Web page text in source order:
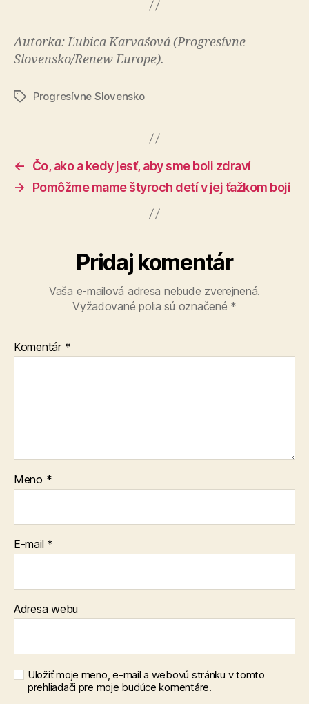
Autorka: Ľubica Karvašová (Progresívne
Slovensko/Renew Europe).
ZnačkyProgresívne Slovensko
←
Čo, ako a kedy jesť, aby sme boli zdraví
→
Pomôžme mame štyroch detí v jej ťažkom boji
Pridaj komentár
Vaša e-mailová adresa nebude zverejnená.
Vyžadované polia sú označené *
Komentár *
Meno *
E-mail *
Adresa webu
Uložiť moje meno, e-mail a webovú stránku v tomto
prehliadači pre moje budúce komentáre.